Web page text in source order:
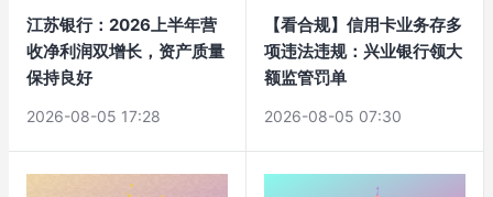
江苏银行：2026上半年营
收净利润双增长，资产质量
保持良好
2026-08-05 17:28
【看合规】信用卡业务存多
项违法违规：兴业银行领大
额监管罚单
2026-08-05 07:30